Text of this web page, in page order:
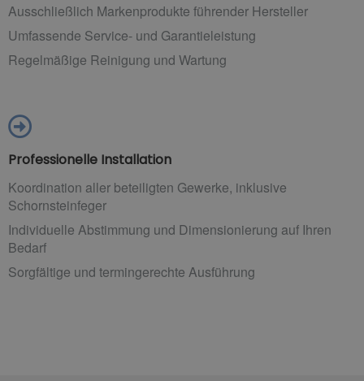
Ausschließlich Markenprodukte führender Hersteller
Umfassende Service- und Garantieleistung
Regelmäßige Reinigung und Wartung
Professionelle Installation
Koordination aller beteiligten Gewerke, inklusive
Schornsteinfeger
Individuelle Abstimmung und Dimensionierung auf Ihren
Bedarf
Sorgfältige und termingerechte Ausführung